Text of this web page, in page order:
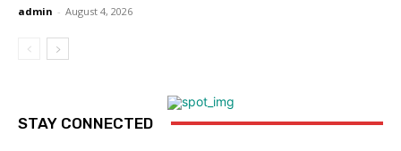
admin - August 4, 2026
STAY CONNECTED